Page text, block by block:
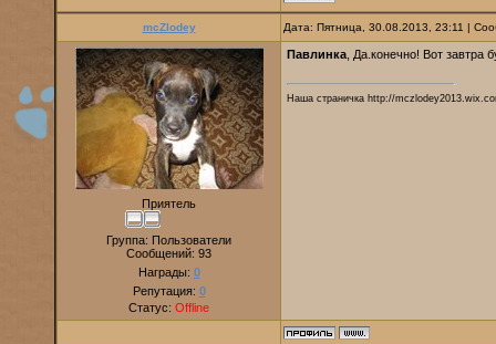
mcZlodey Дата: Пятница, 30.08.2013, 23:11 |
Приятель
Группа: Пользователи
Сообщений: 93
Награды: 0
Репутация: 0
Статус: Offline
Павлинка , Да.конечно! Вот завтра
Наша страничка http://